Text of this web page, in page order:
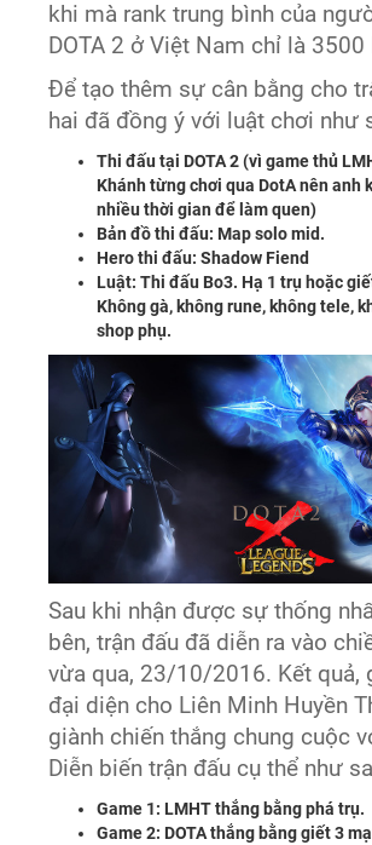
khi mà rank trung bình của
DOTA 2 ở Việt Nam chỉ là 3500
Để tạo thêm sự cân bằng cho
hai đã đồng ý với luật chơi như
Thi đấu tại DOTA 2 (vì game thủ
Khánh từng chơi qua DotA nên anh
nhiều thời gian để làm quen)
Bản đồ thi đấu: Map solo mid.
Hero thi đấu: Shadow Fiend
Luật: Thi đấu Bo3. Hạ 1 trụ hoặc
Không gà, không rune, không tele,
shop phụ.
Sau khi nhận được sự thống
bên, trận đấu đã diễn ra vào
vừa qua, 23/10/2016. Kết quả,
đại diện cho Liên Minh Huyền
giành chiến thắng chung cuộc
Diễn biến trận đấu cụ thể như
Game 1: LMHT thắng bằng phá trụ.
Game 2: DOTA thắng bằng giết 3